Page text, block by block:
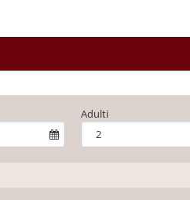
Adulti